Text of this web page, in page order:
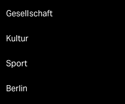
Gesellschaft
Kultur
Sport
Berlin